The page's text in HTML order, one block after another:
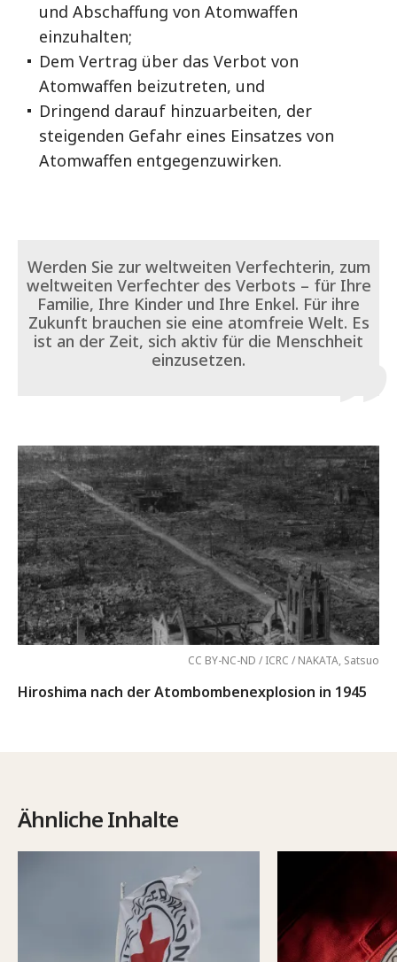
und Abschaffung von Atomwaffen
einzuhalten;
Dem Vertrag über das Verbot von
Atomwaffen beizutreten, und
Dringend darauf hinzuarbeiten, der
steigenden Gefahr eines Einsatzes von
Atomwaffen entgegenzuwirken.
Werden Sie zur weltweiten Verfechterin, zum
weltweiten Verfechter des Verbots – für Ihre
Familie, Ihre Kinder und Ihre Enkel. Für ihre
Zukunft brauchen sie eine atomfreie Welt. Es
ist an der Zeit, sich aktiv für die Menschheit
einzusetzen.
CC BY-NC-ND / ICRC / NAKATA, Satsuo
Hiroshima nach der Atombombenexplosion in 1945
Ähnliche Inhalte